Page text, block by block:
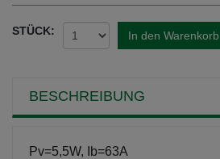
STÜCK: In den Warenkorb
BESCHREIBUNG
Pv=5,5W, Ib=63A